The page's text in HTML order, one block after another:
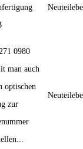
0980
man auch
optischen
zur